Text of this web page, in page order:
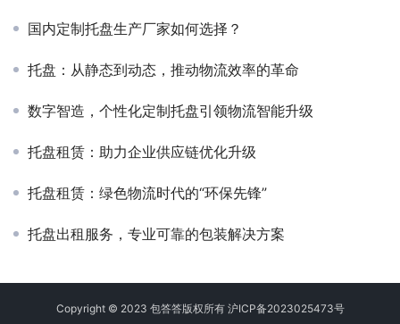
国内定制托盘生产厂家如何选择？
托盘：从静态到动态，推动物流效率的革命
数字智造，个性化定制托盘引领物流智能升级
托盘租赁：助力企业供应链优化升级
托盘租赁：绿色物流时代的“环保先锋”
托盘出租服务，专业可靠的包装解决方案
Copyright © 2023 包答答版权所有 沪ICP备2023025473号